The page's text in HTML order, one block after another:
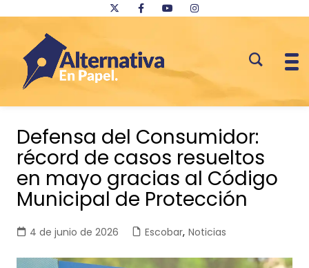
contenido
Defensa del Consumidor:
récord de casos resueltos
en mayo gracias al Código
Municipal de Protección
4 de junio de 2026 Escobar, Noticias